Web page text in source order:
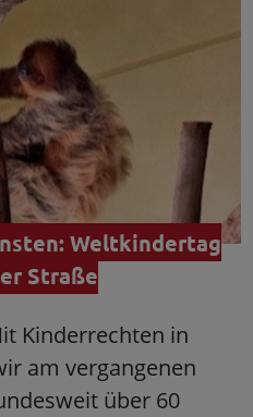
Weltkindertag
Straße
Kinderrechten in
am vergangenen
über 60